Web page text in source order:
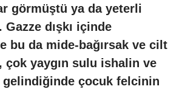
görmüştü ya da yeterli
Gazze dışkı içinde
bu da mide-bağırsak ve cilt
çok yaygın sulu ishalin ve
gelindiğinde çocuk felcinin